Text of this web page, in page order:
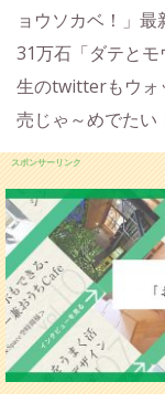
ョウソカベ！」
31万石「ダテと
生のtwitterもウォ
売じゃ～めでたい
スポンサーリンク